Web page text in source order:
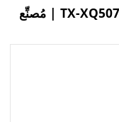
آلة طباعة الشاشة المسطحة اليدوية TX-XQ5070 | مُصنِّع